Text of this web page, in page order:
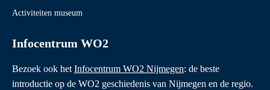
Activiteiten museum
Infocentrum WO2
Bezoek ook het Infocentrum WO2 Nijmegen: de beste
introductie op de WO2 geschiedenis van Nijmegen en de regio.